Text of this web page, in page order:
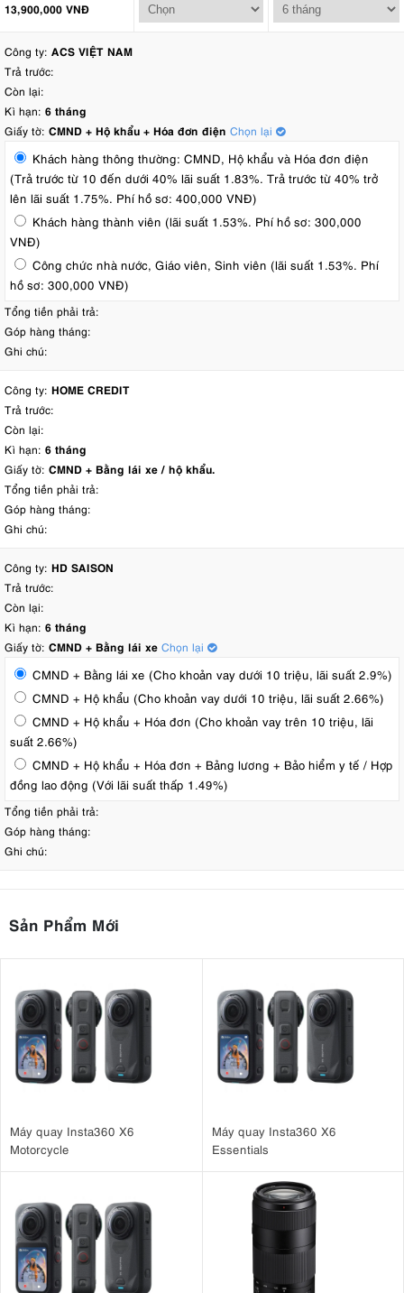
13,900,000 VNĐ
Công ty: ACS VIỆT NAM
Trả trước:
Còn lại:
Kì hạn: 6 tháng
Giấy tờ: CMND + Hộ khẩu + Hóa đơn điện Chọn lại
Khách hàng thông thường: CMND, Hộ khẩu và Hóa đơn điện
(Trả trước từ 10 đến dưới 40% lãi suất 1.83%. Trả trước từ 40% trở
lên lãi suất 1.75%. Phí hồ sơ: 400,000 VNĐ)
Khách hàng thành viên (lãi suất 1.53%. Phí hồ sơ: 300,000
VNĐ)
Công chức nhà nước, Giáo viên, Sinh viên (lãi suất 1.53%. Phí
hồ sơ: 300,000 VNĐ)
Tổng tiền phải trả:
Góp hàng tháng:
Ghi chú:
Công ty: HOME CREDIT
Trả trước:
Còn lại:
Kì hạn: 6 tháng
Giấy tờ: CMND + Bằng lái xe / hộ khẩu.
Tổng tiền phải trả:
Góp hàng tháng:
Ghi chú:
Công ty: HD SAISON
Trả trước:
Còn lại:
Kì hạn: 6 tháng
Giấy tờ: CMND + Bằng lái xe Chọn lại
CMND + Bằng lái xe (Cho khoản vay dưới 10 triệu, lãi suất 2.9%)
CMND + Hộ khẩu (Cho khoản vay dưới 10 triệu, lãi suất 2.66%)
CMND + Hộ khẩu + Hóa đơn (Cho khoản vay trên 10 triệu, lãi
suất 2.66%)
CMND + Hộ khẩu + Hóa đơn + Bảng lương + Bảo hiểm y tế / Hợp
đồng lao động (Với lãi suất thấp 1.49%)
Tổng tiền phải trả:
Góp hàng tháng:
Ghi chú:
Sản Phẩm Mới
Máy quay Insta360 X6
Motorcycle
Máy quay Insta360 X6
Essentials